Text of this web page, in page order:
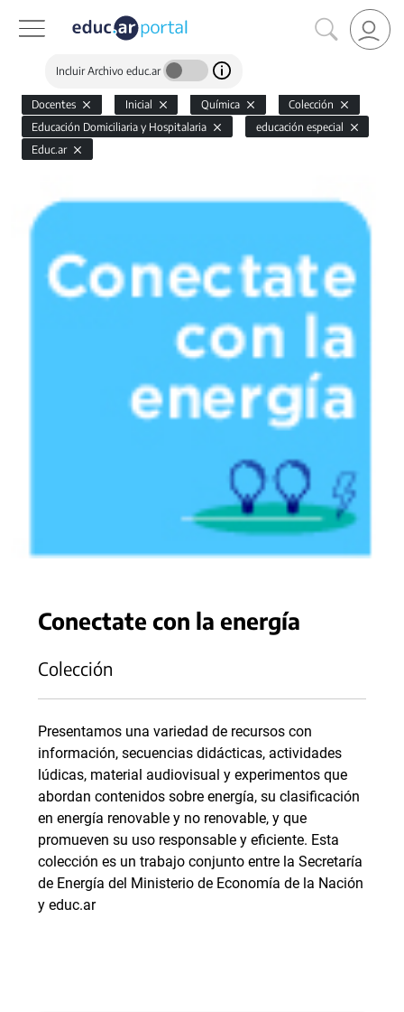
Incluir Archivo educ.ar
Docentes Inicial Química
Colección
Educación Domiciliaria y Hospitalaria
educación especial
Educ.ar
Conectate con la energía
Colección
Presentamos una variedad de recursos con
información, secuencias didácticas, actividades
lúdicas, material audiovisual y experimentos que
abordan contenidos sobre energía, su clasificación
en energía renovable y no renovable, y que
promueven su uso responsable y eficiente. Esta
colección es un trabajo conjunto entre la Secretaría
de Energía del Ministerio de Economía de la Nación
y educ.ar